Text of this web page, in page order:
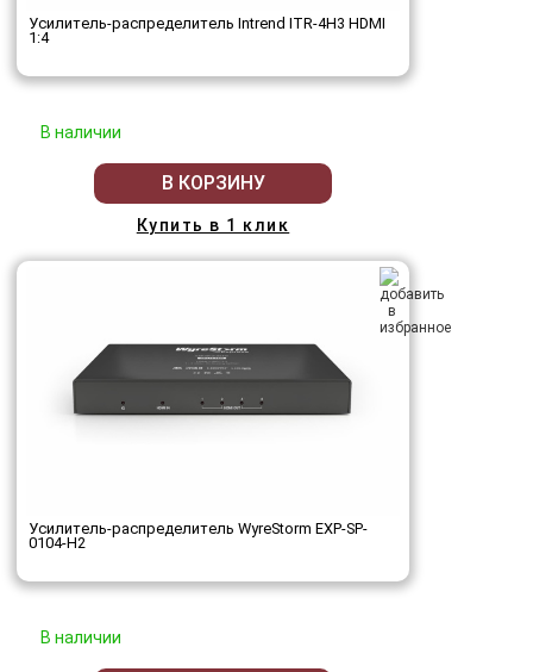
Усилитель-распределитель Intrend ITR-4H3 HDMI
1:4
В наличии
В КОРЗИНУ
Купить в 1 клик
Усилитель-распределитель WyreStorm EXP-SP-
0104-H2
В наличии